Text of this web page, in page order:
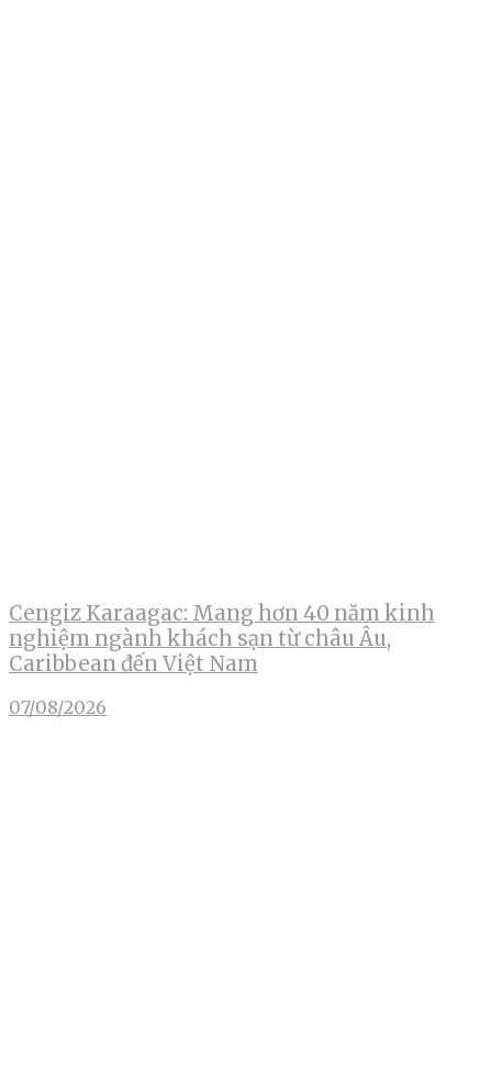
Cengiz Karaagac: Mang hơn 40 năm kinh
nghiệm ngành khách sạn từ châu Âu,
Caribbean đến Việt Nam
07/08/2026